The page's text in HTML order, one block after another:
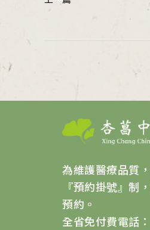
為維護醫療品質
『預約掛號』制
預約。
全省免付費電話：